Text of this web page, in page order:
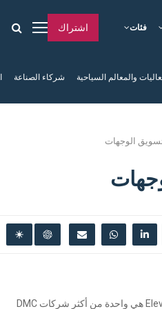
فئات اشتراك
والمعالم السياحية شركاء الصناعة
Elevate هي واحدة من أكثر شركات DMC